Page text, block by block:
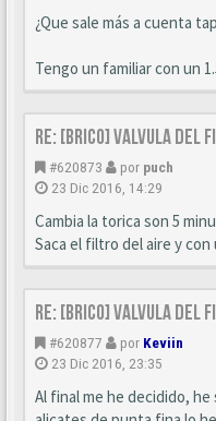
¿Que sale más a cuenta
Tengo un familiar con un
Re: [BRICO] Valvula
#620873 por puch
23 Dic 2016, 14:29
Cambia la torica son 5
Saca el filtro del aire y
Re: [BRICO] Valvula
#620877 por Keviin
23 Dic 2016, 23:35
Al final me he decidido,